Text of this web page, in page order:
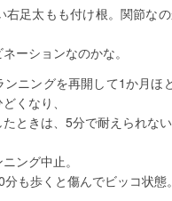
足太もも付け根。関節なの
ーションなのかな。
ンニングを再開して1か月ほ
くなり、
ときは、5分で耐えられな
ング中止。
も歩くと傷んでビッコ状態